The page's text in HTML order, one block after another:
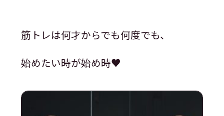
筋トレは何才からでも何度でも、
始めたい時が始め時♥️